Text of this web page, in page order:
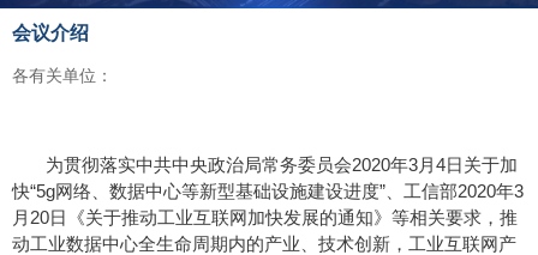
会议介绍
各有关单位：
为贯彻落实中共中央政治局常务委员会2020年3月4日关于加
快“5g网络、数据中心等新型基础设施建设进度”、工信部2020年3
月20日《关于推动工业互联网加快发展的通知》等相关要求，推
动工业数据中心全生命周期内的产业、技术创新，工业互联网产